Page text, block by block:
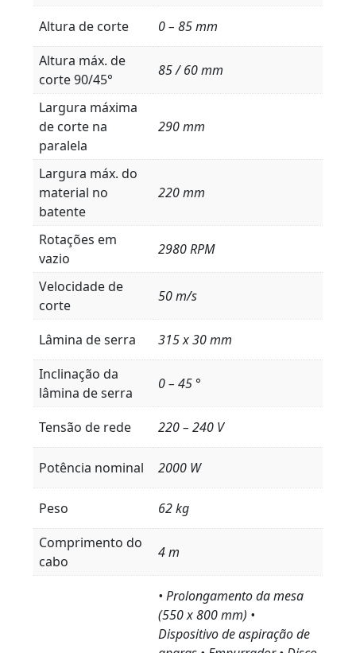
Altura de corte
0 – 85 mm
Altura máx. de
corte 90/45°
85 / 60 mm
Largura máxima
de corte na
paralela
290 mm
Largura máx. do
material no
batente
220 mm
Rotações em
vazio
2980 RPM
Velocidade de
corte
50 m/s
Lâmina de serra
315 x 30 mm
Inclinação da
lâmina de serra
0 – 45 °
Tensão de rede 220 – 240 V
Potência nominal 2000 W
Peso
62 kg
Comprimento do
cabo
4 m
• Prolongamento da mesa
(550 x 800 mm) •
Dispositivo de aspiração de